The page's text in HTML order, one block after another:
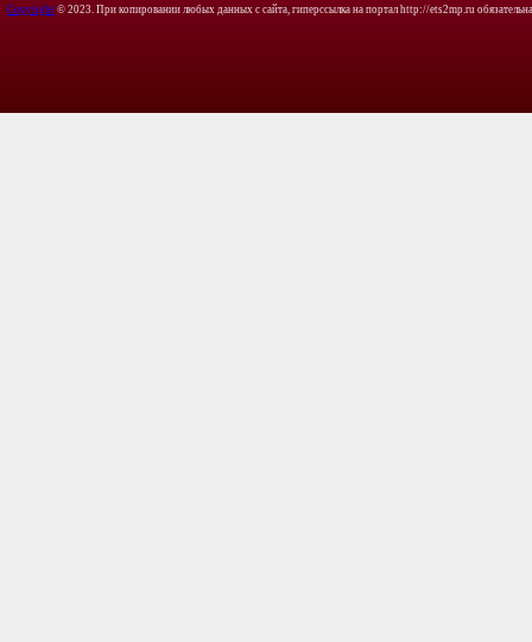
Copyright © 2023. При копировании любых данных с сайта, гиперссылка на портал http://ets2mp.ru